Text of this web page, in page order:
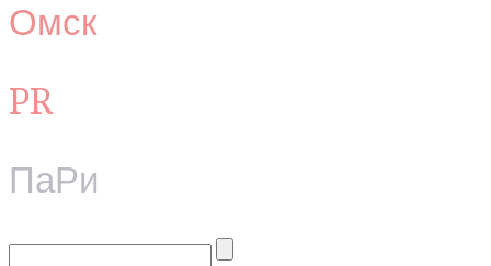
Омск
PR
ПаРи